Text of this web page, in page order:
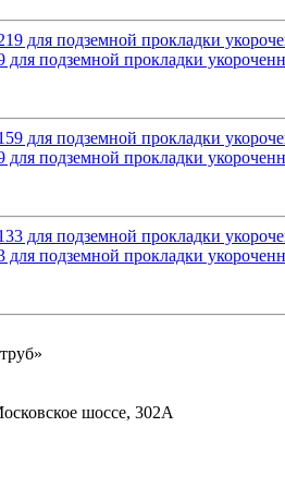
подземной прокладки
подземной прокладки
подземной прокладки
шоссе, 302А